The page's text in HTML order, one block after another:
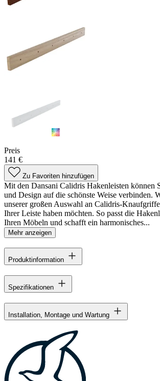
Preis
141 €
Zu Favoriten hinzufügen
Mit den Dansani Calidris Hakenleisten können
und Design auf die schönste Weise verbinden.
unserer großen Auswahl an Calidris-
Ihrer Leiste haben möchten. So passt die
Ihren Möbeln und schafft ein harmonisches...
Mehr anzeigen
Produktinformation
Spezifikationen
Installation, Montage und Wartung